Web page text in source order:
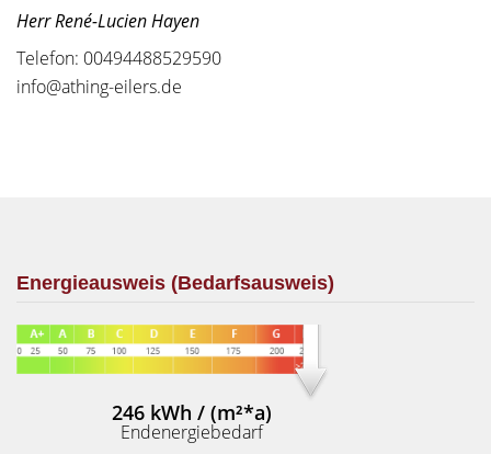
Herr René-Lucien Hayen
Telefon: 00494488529590
info@athing-eilers.de
Energieausweis (Bedarfsausweis)
246 kWh / (m²*a)
Endenergiebedarf